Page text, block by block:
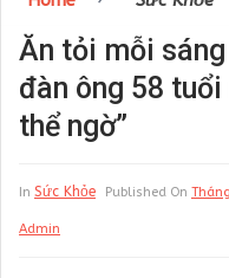
Ăn tỏi mỗi
đàn ông 58 tuổi
thể ngờ”
In Sức Khỏe Published On
Admin